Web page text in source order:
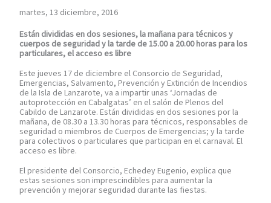
martes, 13 diciembre, 2016
Están divididas en dos sesiones, la mañana para técnicos y
cuerpos de seguridad y la tarde de 15.00 a 20.00 horas para los
particulares, el acceso es libre
Este jueves 17 de diciembre el Consorcio de Seguridad,
Emergencias, Salvamento, Prevención y Extinción de Incendios
de la Isla de Lanzarote, va a impartir unas ‘Jornadas de
autoprotección en Cabalgatas’ en el salón de Plenos del
Cabildo de Lanzarote. Están divididas en dos sesiones por la
mañana, de 08.30 a 13.30 horas para técnicos, responsables de
seguridad o miembros de Cuerpos de Emergencias; y la tarde
para colectivos o particulares que participan en el carnaval. El
acceso es libre.
El presidente del Consorcio, Echedey Eugenio, explica que
estas sesiones son imprescindibles para aumentar la
prevención y mejorar seguridad durante las fiestas.